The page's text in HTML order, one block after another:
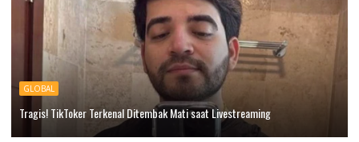
GLOBAL
Tragis! TikToker Terkenal Ditembak Mati saat Livestreaming